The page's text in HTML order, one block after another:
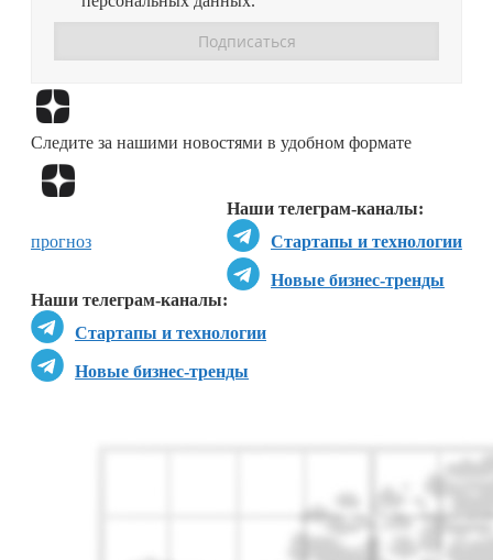
Следите за нашими новостями в удобном формате
Наши телеграм-каналы:
Стартапы и технологии
Новые бизнес-тренды
Наши телеграм-каналы:
Стартапы и технологии
Новые бизнес-тренды
прогноз